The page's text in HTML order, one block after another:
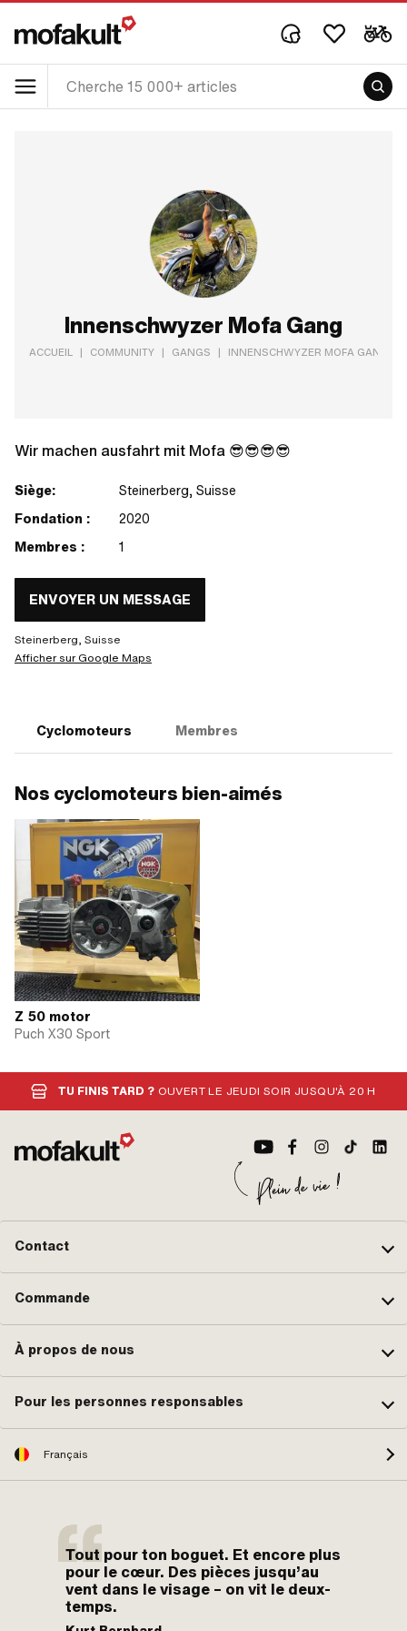
Innenschwyzer Mofa Gang
ACCUEIL | COMMUNITY | GANGS | INNENSCHWYZER MOFA GANG
Wir machen ausfahrt mit Mofa 😎😎😎😎
Siège:
Steinerberg, Suisse
Fondation :
2020
Membres :
1
ENVOYER UN MESSAGE
Steinerberg, Suisse
Afficher sur Google Maps
Cyclomoteurs Membres
Nos cyclomoteurs bien-aimés
Z 50 motor
Puch X30 Sport
TU FINIS TARD ? OUVERT LE JEUDI SOIR JUSQU'À 20 H
Contact
Commande
À propos de nous
Pour les personnes responsables
Français
Tout pour ton boguet. Et encore plus
pour le cœur. Des pièces jusqu’au
vent dans le visage – on vit le deux-
temps.